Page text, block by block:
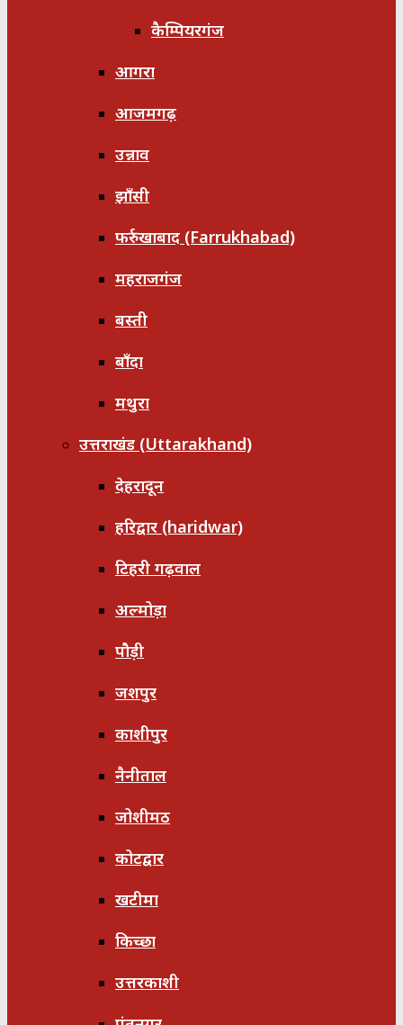
कैम्पियरगंज
आगरा
आजमगढ़
उन्नाव
झाँसी
फर्रुखाबाद (Farrukhabad)
महराजगंज
बस्ती
बाँदा
मथुरा
उत्तराखंड (Uttarakhand)
देहरादून
हरिद्वार (haridwar)
टिहरी गढ़वाल
अल्मोड़ा
पौड़ी
जशपुर
काशीपुर
नैनीताल
जोशीमठ
कोटद्वार
खटीमा
किच्छा
उत्तरकाशी